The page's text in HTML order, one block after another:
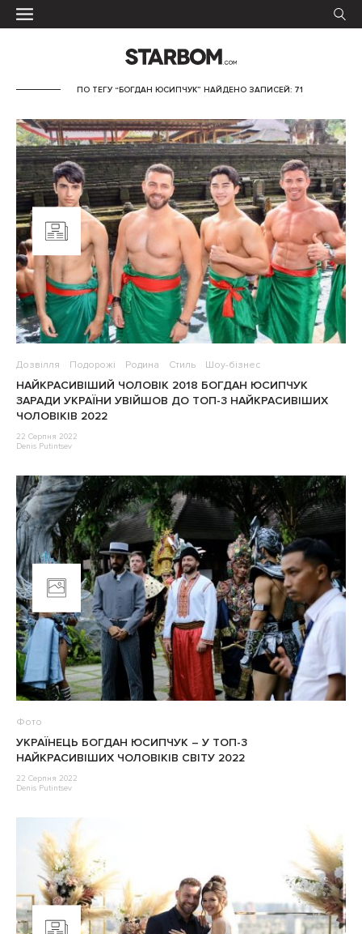
ПО ТЕГУ “БОГДАН ЮСИПЧУК” НАЙДЕНО ЗАПИСЕЙ: 71
Дозвілля Подорожі Родина Стиль Шоу-бізнес
НАЙКРАСИВІШИЙ ЧОЛОВІК 2018 БОГДАН ЮСИПЧУК
ЗАРАДИ УКРАЇНИ УВІЙШОВ ДО ТОП-3 НАЙКРАСИВІШИХ
ЧОЛОВІКІВ 2022
22 Серпня 2022
Denis Putintsev
Фото
УКРАЇНЕЦЬ БОГДАН ЮСИПЧУК – У ТОП-3
НАЙКРАСИВІШИХ ЧОЛОВІКІВ СВІТУ 2022
22 Серпня 2022
Denis Putintsev